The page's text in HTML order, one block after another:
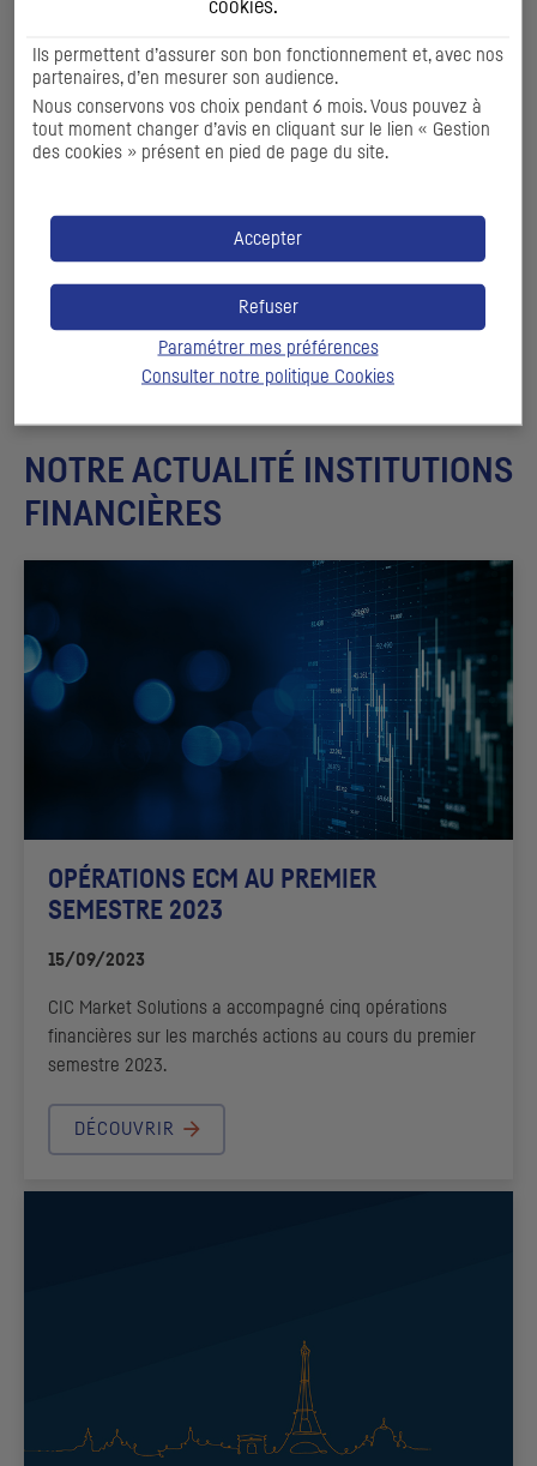
PROGRAMME D’ÉMISSIONS JARNA
DÉCOUVRIR
NOTRE ACTUALITÉ INSTITUTIONS
FINANCIÈRES
OPÉRATIONS ECM AU PREMIER
SEMESTRE 2023
15/09/2023
CIC Market Solutions a accompagné cinq opérations
financières sur les marchés actions au cours du premier
semestre 2023.
DÉCOUVRIR
cookies
Ils permettent d’assurer son bon fonctionnement et, avec nos
partenaires, d’en mesurer son audience.
Nous conservons vos choix pendant 6 mois. Vous pouvez à
tout moment changer d’avis en cliquant sur le lien « Gestion
des cookies » présent en pied de page du site.
Accepter
Refuser
Paramétrer mes préférences
Consulter notre politique Cookies